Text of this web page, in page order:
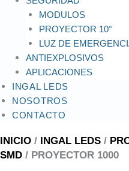
MODULOS
PROYECTOR 10°
LUZ DE
ANTIEXPLOSIVOS
APLICACIONES
INGAL LEDS
NOSOTROS
CONTACTO
INICIO / INGAL LEDS /
SMD / PROYECTOR 1000